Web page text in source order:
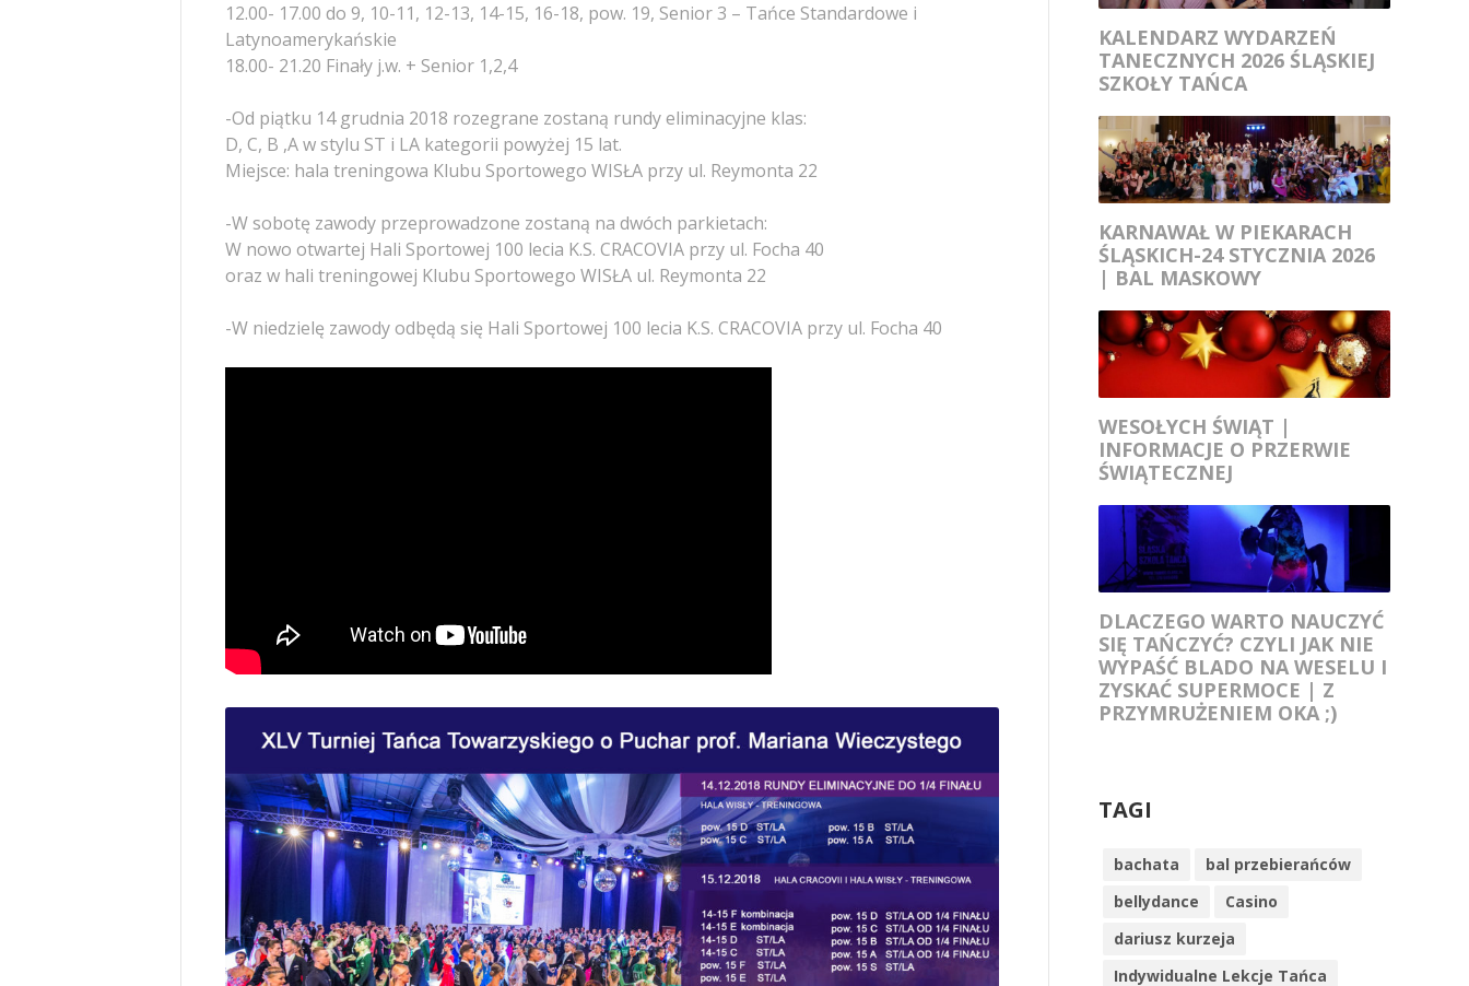
12.00- 17.00 do 9, 10-11, 12-13, 14-15, 16-18, pow. 19, Senior 3 – Tańce Standardowe i
Latynoamerykańskie
18.00- 21.20 Finały j.w. + Senior 1,2,4
-Od piątku 14 grudnia 2018 rozegrane zostaną rundy eliminacyjne klas:
D, C, B ,A w stylu ST i LA kategorii powyżej 15 lat.
Miejsce: hala treningowa Klubu Sportowego WISŁA przy ul. Reymonta 22
-W sobotę zawody przeprowadzone zostaną na dwóch parkietach:
W nowo otwartej Hali Sportowej 100 lecia K.S. CRACOVIA przy ul. Focha 40
oraz w hali treningowej Klubu Sportowego WISŁA ul. Reymonta 22
-W niedzielę zawody odbędą się Hali Sportowej 100 lecia K.S. CRACOVIA przy ul. Focha 40
KALENDARZ WYDARZEŃ
TANECZNYCH 2026 ŚLĄSKIEJ
SZKOŁY TAŃCA
KARNAWAŁ W PIEKARACH
ŚLĄSKICH-24 STYCZNIA 2026
| BAL MASKOWY
WESOŁYCH ŚWIĄT |
INFORMACJE O PRZERWIE
ŚWIĄTECZNEJ
DLACZEGO WARTO NAUCZYĆ
SIĘ TAŃCZYĆ? CZYLI JAK NIE
WYPAŚĆ BLADO NA WESELU I
ZYSKAĆ SUPERMOCE | Z
PRZYMRUŻENIEM OKA ;)
TAGI
bachata
bal przebierańców
bellydance
Casino
dariusz kurzeja
Indywidualne Lekcje Tańca